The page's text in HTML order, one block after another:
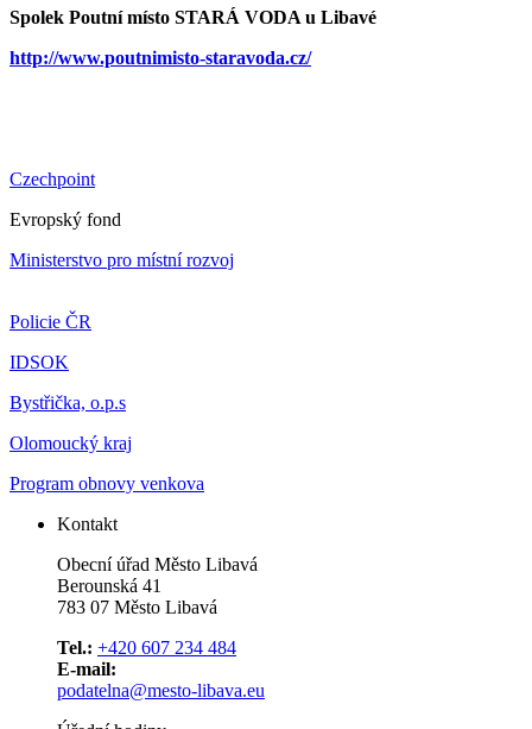
Spolek Poutní místo STARÁ VODA u Libavé
http://www.poutnimisto-staravoda.cz/
Czechpoint
Evropský fond
Ministerstvo pro místní rozvoj
Policie ČR
IDSOK
Bystřička, o.p.s
Olomoucký kraj
Program obnovy venkova
Kontakt
Obecní úřad Město Libavá
Berounská 41
783 07 Město Libavá
Tel.: +420 607 234 484
E-mail:
podatelna@mesto-libava.eu